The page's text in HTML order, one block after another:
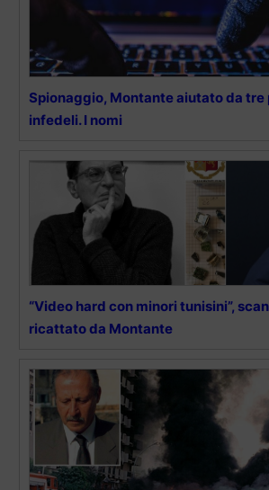
Spionaggio, Montante aiutato da
infedeli. I nomi
“Video hard con minori tunisini”,
ricattato da Montante